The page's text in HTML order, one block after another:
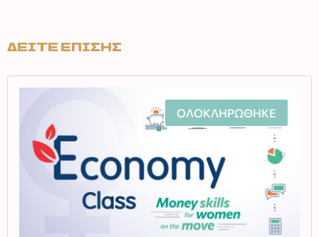
ΔΕΙΤΕ ΕΠΙΣΗΣ
ΟΛΟΚΛΗΡΩΘΗΚΕ